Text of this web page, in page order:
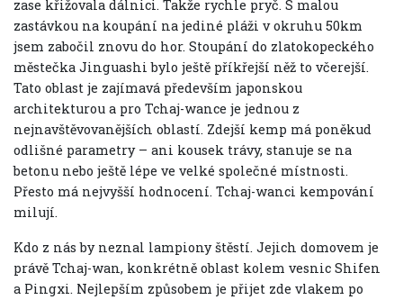
zase křižovala dálnici. Takže rychle pryč. S malou
zastávkou na koupání na jediné pláži v okruhu 50km
jsem zabočil znovu do hor. Stoupání do zlatokopeckého
městečka Jinguashi bylo ještě příkřejší něž to včerejší.
Tato oblast je zajímavá především japonskou
architekturou a pro Tchaj-wance je jednou z
nejnavštěvovanějších oblastí. Zdejší kemp má poněkud
odlišné parametry – ani kousek trávy, stanuje se na
betonu nebo ještě lépe ve velké společné místnosti.
Přesto má nejvyšší hodnocení. Tchaj-wanci kempování
milují.
Kdo z nás by neznal lampiony štěstí. Jejich domovem je
právě Tchaj-wan, konkrétně oblast kolem vesnic Shifen
a Pingxi. Nejlepším způsobem je přijet zde vlakem po